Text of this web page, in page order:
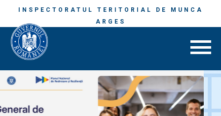
INSPECTORATUL TERITORIAL DE MUNCA
ARGES